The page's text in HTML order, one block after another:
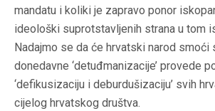
mandatu i koliki je zapravo ponor
ideološki suprotstavljenih strana u tom
Nadajmo se da će hrvatski narod smoći
donedavne ‘detuđmanizacije’ provede
‘defikusizaciju i deburdušizaciju’ svih
cijelog hrvatskog društva.